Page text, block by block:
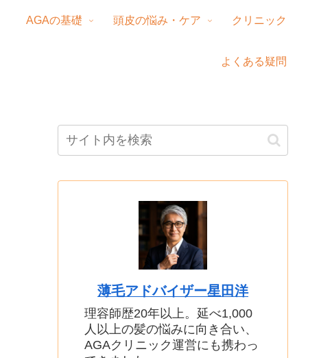
AGAの基礎 頭皮の悩み・ケア クリニック
よくある疑問
薄毛アドバイザー星田洋
理容師歴20年以上。延べ1,000
人以上の髪の悩みに向き合い、
AGAクリニック運営にも携わっ